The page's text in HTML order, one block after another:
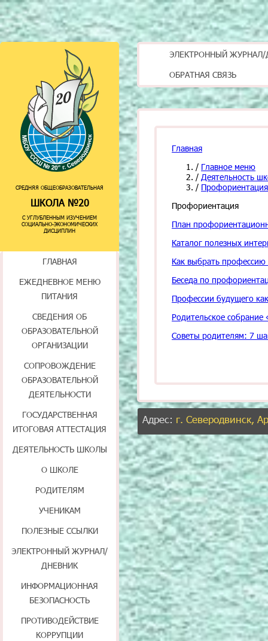
СРЕДНЯЯ ОБЩЕОБРАЗОВАТЕЛЬНАЯ
ШКОЛА №20
С УГЛУБЛЕННЫМ ИЗУЧЕНИЕМ
СОЦИАЛЬНО-ЭКОНОМИЧЕСКИХ
ДИСЦИПЛИН
ГЛАВНАЯ
ЕЖЕДНЕВНОЕ МЕНЮ
ПИТАНИЯ
СВЕДЕНИЯ ОБ
ОБРАЗОВАТЕЛЬНОЙ
ОРГАНИЗАЦИИ
СОПРОВОЖДЕНИЕ
ОБРАЗОВАТЕЛЬНОЙ
ДЕЯТЕЛЬНОСТИ
ГОСУДАРСТВЕННАЯ
ИТОГОВАЯ АТТЕСТАЦИЯ
ДЕЯТЕЛЬНОСТЬ ШКОЛЫ
О ШКОЛЕ
РОДИТЕЛЯМ
УЧЕНИКАМ
ПОЛЕЗНЫЕ ССЫЛКИ
ЭЛЕКТРОННЫЙ ЖУРНАЛ/
ДНЕВНИК
ИНФОРМАЦИОННАЯ
БЕЗОПАСНОСТЬ
ПРОТИВОДЕЙСТВИЕ
КОРРУПЦИИ
ЭЛЕКТРОННЫЙ ЖУРНАЛ/
ОБРАТНАЯ СВЯЗЬ
Главная
/ Главное меню
/Деятельность
/ Профориентация
Профориентация
План
Каталог полезных
Как выбрать профессию
Беседа по
Профессии будущего
Родительское
Советы родителям: 7
Адрес: г. Северодвинск,